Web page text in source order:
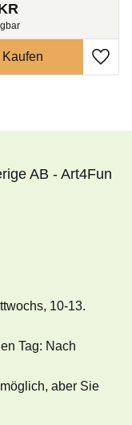
AB - Art4Fun
10-13.
Tag: Nach
aber Sie